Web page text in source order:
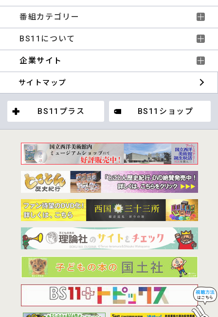
番組カテゴリー
BS11について
企業サイト
サイトマップ
BS11プラス BS11ショップ